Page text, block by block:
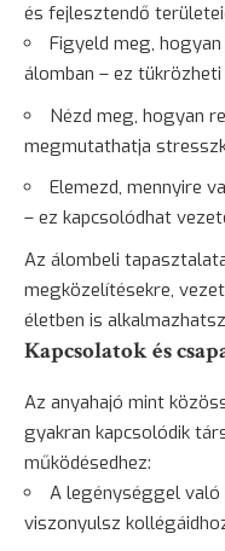
és fejlesztendő
Figyeld meg,
álomban – ez
Nézd meg, hogyan
megmutathatja
Elemezd, mennyire
– ez kapcsolódhat
Az álombeli
megközelítésekre,
életben is
Kapcsolatok és
Az anyahajó mint
gyakran kapcsolódik
működésedhez:
A legénységgel való
viszonyulsz